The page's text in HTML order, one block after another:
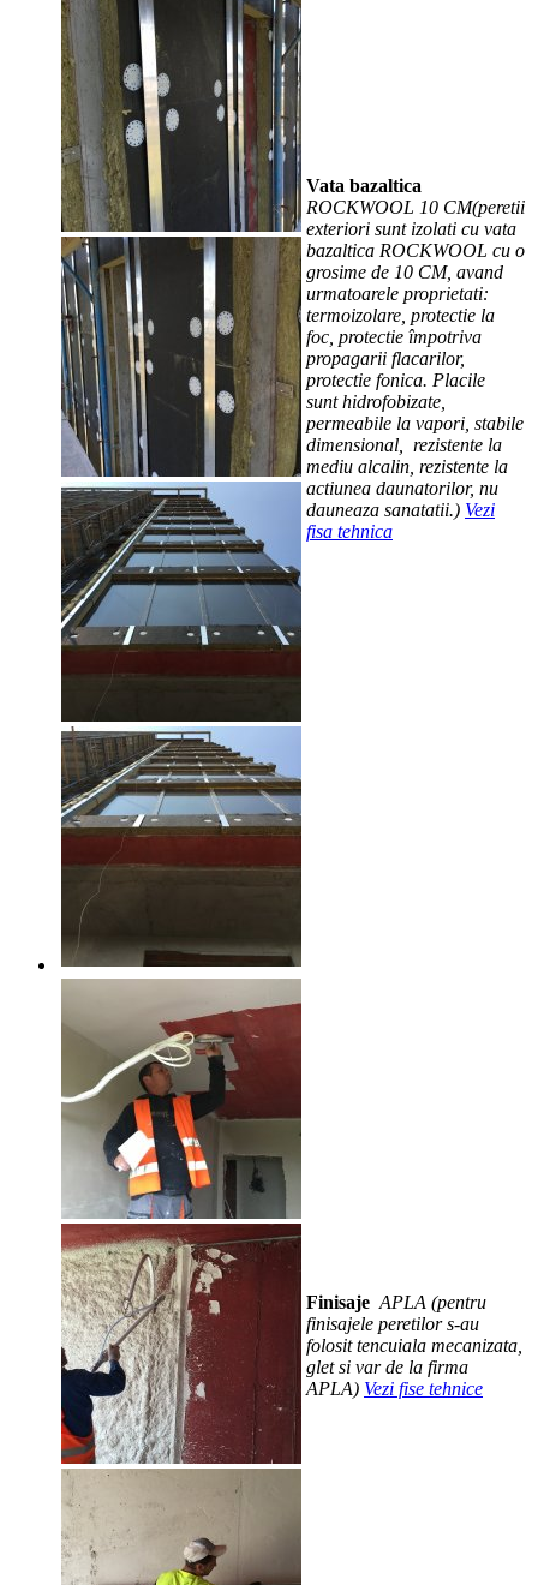
Vata bazaltica
ROCKWOOL 10 CM(peretii
exteriori sunt izolati cu vata
bazaltica ROCKWOOL cu o
grosime de 10 CM, avand
urmatoarele proprietati:
termoizolare, protectie la
foc, protectie împotriva
propagarii flacarilor,
protectie fonica. Placile
sunt hidrofobizate,
permeabile la vapori, stabile
dimensional, rezistente la
mediu alcalin, rezistente la
actiunea daunatorilor, nu
dauneaza sanatatii.) Vezi
fisa tehnica
Finisaje APLA (pentru
finisajele peretilor s-au
folosit tencuiala mecanizata,
glet si var de la firma
APLA) Vezi fise tehnice